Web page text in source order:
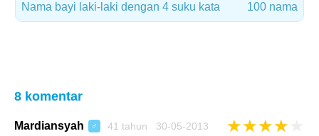
Nama bayi laki-laki dengan 4 suku kata 100 nama
8 komentar
Mardiansyah ♂ 41 tahun 30-05-2013 ★★★★